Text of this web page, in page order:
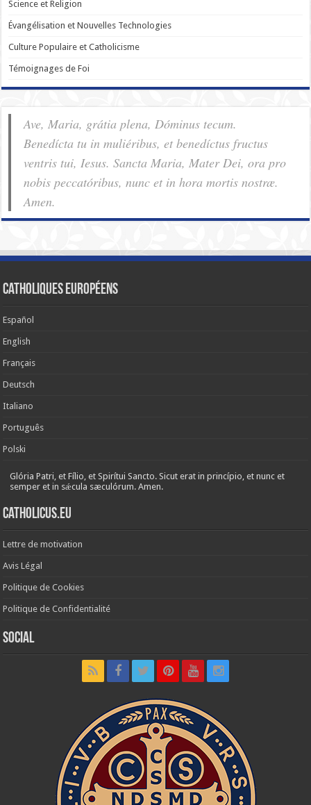
Science et Religion
Évangélisation et Nouvelles Technologies
Culture Populaire et Catholicisme
Témoignages de Foi
Ave, Maria, grátia plena, Dóminus tecum.
Benedícta tu in muliéribus, et benedíctus fructus
ventris tui, Iesus. Sancta Maria, Mater Dei, ora pro
nobis pec­ca­tóribus, nunc et in hora mortis nostræ.
Amen.
Catholiques européens
Español
English
Français
Deutsch
Italiano
Português
Polski
Glória Patri, et Fílio, et Spirítui Sancto. Sicut erat in princípio, et nunc et
semper et in sǽcula sæculórum. Amen.
Catholicus.eu
Lettre de motivation
Avis Légal
Politique de Cookies
Politique de Confidentialité
Social